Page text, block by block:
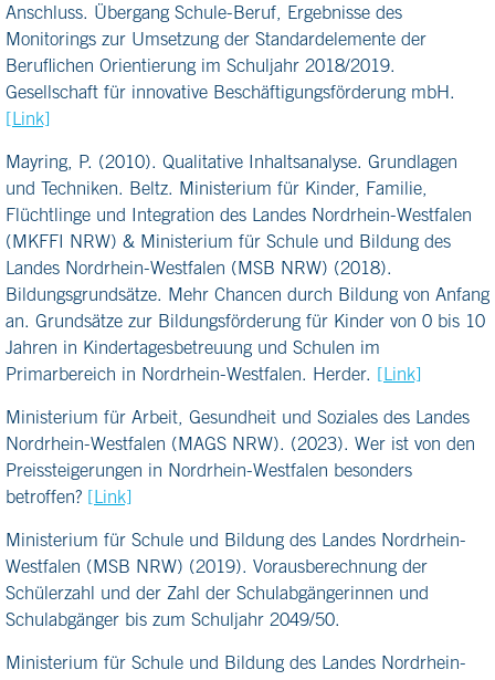
Anschluss. Übergang Schule-Beruf, Ergebnisse des
Monitorings zur Umsetzung der Standardelemente der
Beruflichen Orientierung im Schuljahr 2018/2019.
Gesellschaft für innovative Beschäftigungsförderung mbH.
[Link]
Mayring, P. (2010). Qualitative Inhaltsanalyse. Grundlagen
und Techniken. Beltz. Ministerium für Kinder, Familie,
Flüchtlinge und Integration des Landes Nordrhein-Westfalen
(MKFFI NRW) & Ministerium für Schule und Bildung des
Landes Nordrhein-Westfalen (MSB NRW) (2018).
Bildungsgrundsätze. Mehr Chancen durch Bildung von Anfang
an. Grundsätze zur Bildungsförderung für Kinder von 0 bis 10
Jahren in Kindertagesbetreuung und Schulen im
Primarbereich in Nordrhein-Westfalen. Herder. [Link]
Ministerium für Arbeit, Gesundheit und Soziales des Landes
Nordrhein-Westfalen (MAGS NRW). (2023). Wer ist von den
Preissteigerungen in Nordrhein-Westfalen besonders
betroffen? [Link]
Ministerium für Schule und Bildung des Landes Nordrhein-
Westfalen (MSB NRW) (2019). Vorausberechnung der
Schülerzahl und der Zahl der Schulabgängerinnen und
Schulabgänger bis zum Schuljahr 2049/50.
Ministerium für Schule und Bildung des Landes Nordrhein-